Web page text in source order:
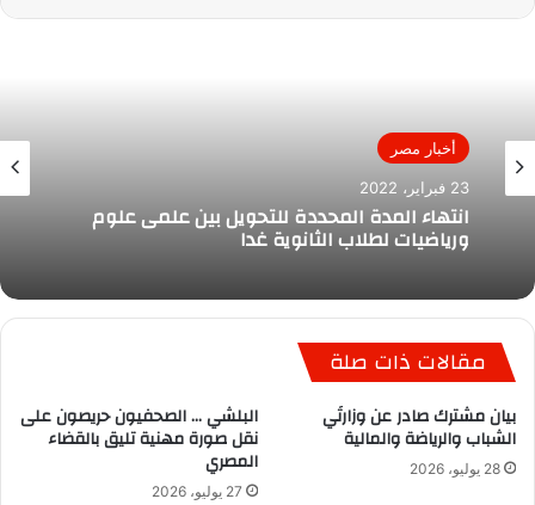
أخبار مصر
23 فبراير، 2022
انتهاء المدة المحددة للتحويل بين علمى علوم
ورياضيات لطلاب الثانوية غدا
مقالات ذات صلة
بيان مشترك صادر عن وزارتَي
الشباب والرياضة والمالية
28 يوليو، 2026
البلشي … الصحفيون حريصون على
نقل صورة مهنية تليق بالقضاء
المصري
27 يوليو، 2026